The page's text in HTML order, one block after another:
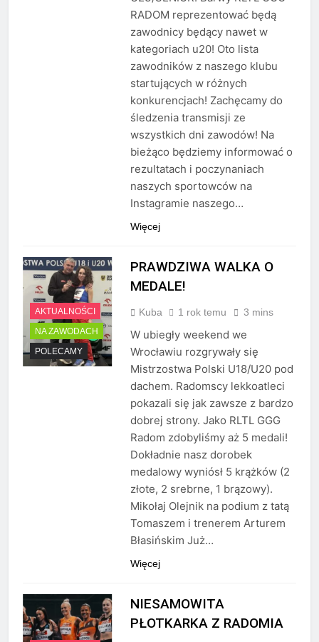
RADOM reprezentować będą
zawodnicy będący nawet w
kategoriach u20! Oto lista
zawodników z naszego klubu
startujących w różnych
konkurencjach! Zachęcamy do
śledzenia transmisji ze
wszystkich dni zawodów! Na
bieżąco będziemy informować o
rezultatach i poczynaniach
naszych sportowców na
Instagramie naszego…
Więcej
AKTUALNOŚCI
NA ZAWODACH
POLECAMY
PRAWDZIWA WALKA O
MEDALE!
Kuba 1 rok temu 3 mins
W ubiegły weekend we
Wrocławiu rozgrywały się
Mistrzostwa Polski U18/U20 pod
dachem. Radomscy lekkoatleci
pokazali się jak zawsze z bardzo
dobrej strony. Jako RLTL GGG
Radom zdobyliśmy aż 5 medali!
Dokładnie nasz dorobek
medalowy wyniósł 5 krążków (2
złote, 2 srebrne, 1 brązowy).
Mikołaj Olejnik na podium z tatą
Tomaszem i trenerem Arturem
Błasińskim Już…
Więcej
NIESAMOWITA
PŁOTKARKA Z RADOMIA